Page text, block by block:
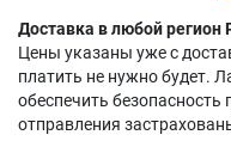
Barco OV-701
Barco OV-708
Barco OV-713
Barco OV-715
Barco OV-808
Доставка в любой регион
Цены указаны уже с
платить не нужно будет.
обеспечить безопасность
отправления